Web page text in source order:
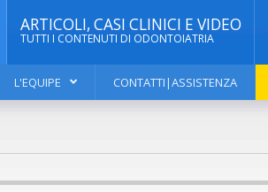
ARTICOLI, CASI CLINICI E VIDEO
TUTTI I CONTENUTI DI ODONTOIATRIA
L'EQUIPE CONTATTI|ASSISTENZA